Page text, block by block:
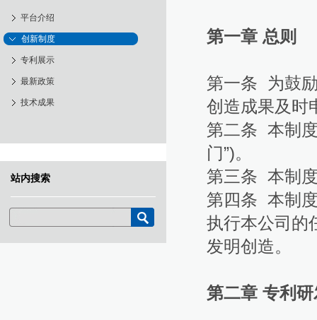
平台介绍
创新制度
专利展示
最新政策
技术成果
站内搜索
第一章 总则
第一条 为鼓
创造成果及时
第二条 本制
门”)。
第三条 本制
第四条 本制
执行本公司的
发明创造。
第二章 专利